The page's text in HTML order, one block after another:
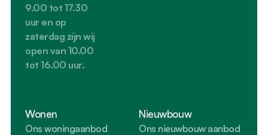
9.00 tot 17.30
uur en op
zaterdag zijn wij
open van 10.00
tot 16.00 uur.
Wonen
Ons woningaanbod
Nieuwbouw
Ons nieuwbouw aanbod